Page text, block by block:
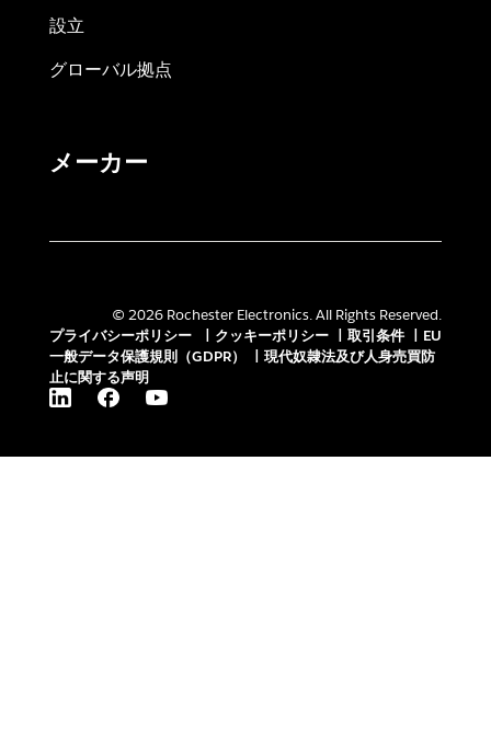
設立
グローバル拠点
メーカー
© 2026 Rochester Electronics. All Rights Reserved.
プライバシーポリシー
クッキーポリシー 取引条件
EU
一般データ保護規則（GDPR）
現代奴隷法及び人身売買防
止に関する声明